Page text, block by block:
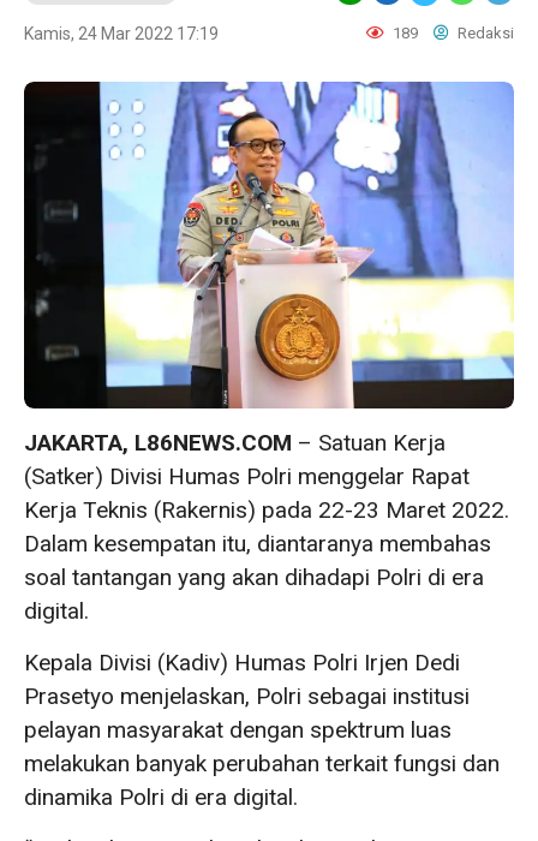
Kamis, 24 Mar 2022 17:19 189 Redaksi
JAKARTA, L86NEWS.COM – Satuan Kerja
(Satker) Divisi Humas Polri menggelar Rapat
Kerja Teknis (Rakernis) pada 22-23 Maret 2022.
Dalam kesempatan itu, diantaranya membahas
soal tantangan yang akan dihadapi Polri di era
digital.
Kepala Divisi (Kadiv) Humas Polri Irjen Dedi
Prasetyo menjelaskan, Polri sebagai institusi
pelayan masyarakat dengan spektrum luas
melakukan banyak perubahan terkait fungsi dan
dinamika Polri di era digital.